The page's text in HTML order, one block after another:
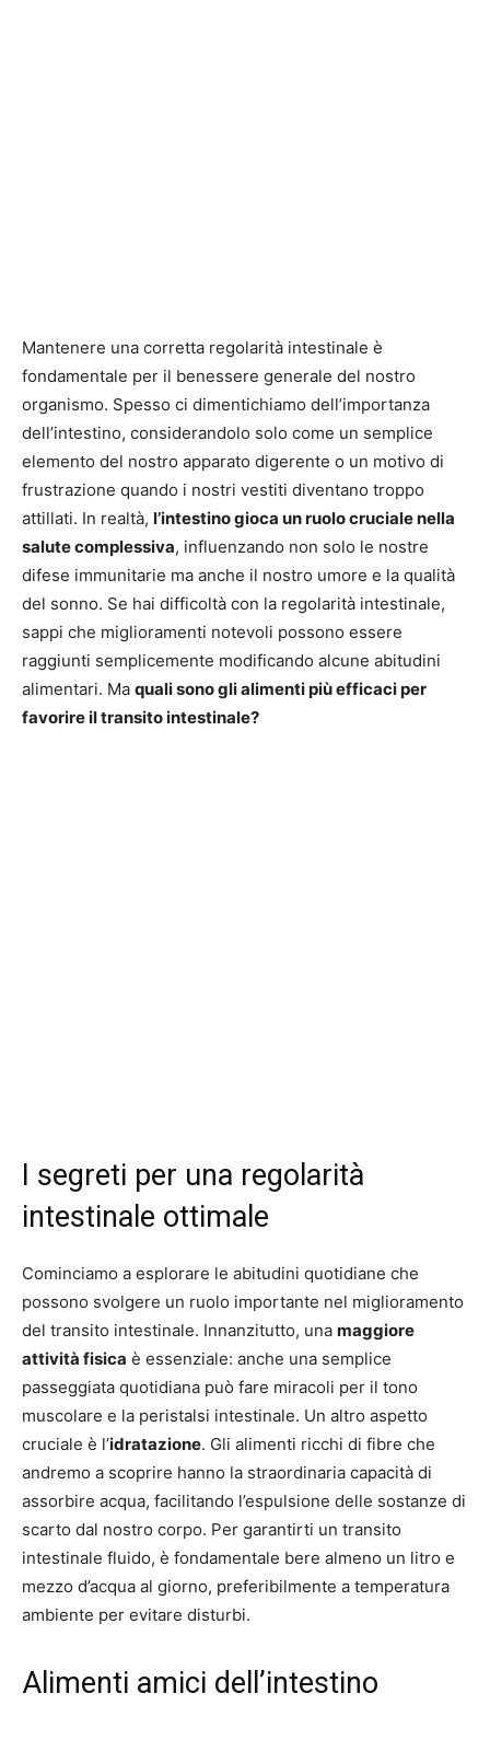
Mantenere una corretta regolarità intestinale è
fondamentale per il benessere generale del nostro
organismo. Spesso ci dimentichiamo dell’importanza
dell’intestino, considerandolo solo come un semplice
elemento del nostro apparato digerente o un motivo di
frustrazione quando i nostri vestiti diventano troppo
attillati. In realtà, l’intestino gioca un ruolo cruciale nella
salute complessiva, influenzando non solo le nostre
difese immunitarie ma anche il nostro umore e la qualità
del sonno. Se hai difficoltà con la regolarità intestinale,
sappi che miglioramenti notevoli possono essere
raggiunti semplicemente modificando alcune abitudini
alimentari. Ma quali sono gli alimenti più efficaci per
favorire il transito intestinale?
I segreti per una regolarità
intestinale ottimale
Cominciamo a esplorare le abitudini quotidiane che
possono svolgere un ruolo importante nel miglioramento
del transito intestinale. Innanzitutto, una maggiore
attività fisica è essenziale: anche una semplice
passeggiata quotidiana può fare miracoli per il tono
muscolare e la peristalsi intestinale. Un altro aspetto
cruciale è l’idratazione. Gli alimenti ricchi di fibre che
andremo a scoprire hanno la straordinaria capacità di
assorbire acqua, facilitando l’espulsione delle sostanze di
scarto dal nostro corpo. Per garantirti un transito
intestinale fluido, è fondamentale bere almeno un litro e
mezzo d’acqua al giorno, preferibilmente a temperatura
ambiente per evitare disturbi.
Alimenti amici dell’intestino